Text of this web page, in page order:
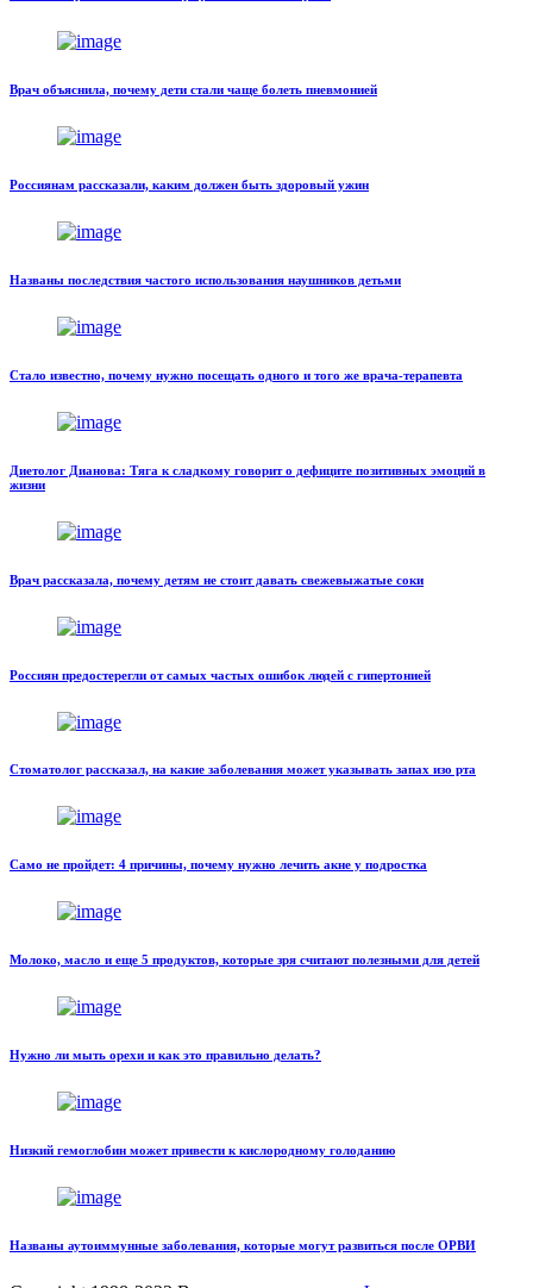
Врач объяснила, почему дети стали чаще болеть пневмонией
Россиянам рассказали, каким должен быть здоровый ужин
Названы последствия частого использования наушников детьми
Стало известно, почему нужно посещать одного и того же врача-терапевта
Диетолог Дианова: Тяга к сладкому говорит о дефиците позитивных эмоций в
жизни
Врач рассказала, почему детям не стоит давать свежевыжатые соки
Россиян предостерегли от самых частых ошибок людей с гипертонией
Стоматолог рассказал, на какие заболевания может указывать запах изо рта
Само не пройдет: 4 причины, почему нужно лечить акне у подростка
Молоко, масло и еще 5 продуктов, которые зря считают полезными для детей
Нужно ли мыть орехи и как это правильно делать?
Низкий гемоглобин может привести к кислородному голоданию
Названы аутоиммунные заболевания, которые могут развиться после ОРВИ